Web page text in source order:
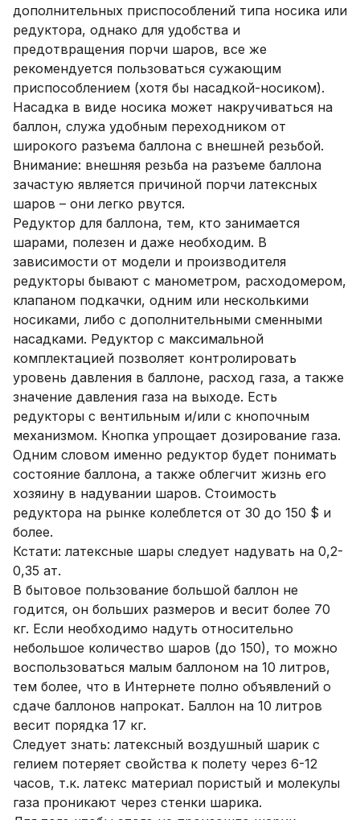
дополнительных приспособлений типа носика или
редуктора, однако для удобства и
предотвращения порчи шаров, все же
рекомендуется пользоваться сужающим
приспособлением (хотя бы насадкой-носиком).
Насадка в виде носика может накручиваться на
баллон, служа удобным переходником от
широкого разъема баллона с внешней резьбой.
Внимание: внешняя резьба на разъеме баллона
зачастую является причиной порчи латексных
шаров – они легко рвутся.
Редуктор для баллона, тем, кто занимается
шарами, полезен и даже необходим. В
зависимости от модели и производителя
редукторы бывают с манометром, расходомером,
клапаном подкачки, одним или несколькими
носиками, либо с дополнительными сменными
насадками. Редуктор с максимальной
комплектацией позволяет контролировать
уровень давления в баллоне, расход газа, а также
значение давления газа на выходе. Есть
редукторы с вентильным и/или с кнопочным
механизмом. Кнопка упрощает дозирование газа.
Одним словом именно редуктор будет понимать
состояние баллона, а также облегчит жизнь его
хозяину в надувании шаров. Стоимость
редуктора на рынке колеблется от 30 до 150 $ и
более.
Кстати: латексные шары следует надувать на 0,2-
0,35 ат.
В бытовое пользование большой баллон не
годится, он больших размеров и весит более 70
кг. Если необходимо надуть относительно
небольшое количество шаров (до 150), то можно
воспользоваться малым баллоном на 10 литров,
тем более, что в Интернете полно объявлений о
сдаче баллонов напрокат. Баллон на 10 литров
весит порядка 17 кг.
Следует знать: латексный воздушный шарик с
гелием потеряет свойства к полету через 6-12
часов, т.к. латекс материал пористый и молекулы
газа проникают через стенки шарика.